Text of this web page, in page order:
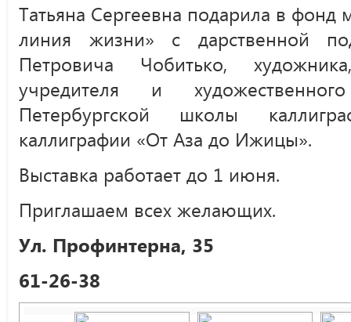
Татьяна Сергеевна подарила в фонд
линия жизни» с дарственной
Петровича Чобитько,
учредителя и
Петербургской школы
каллиграфии «От Аза до Ижицы».
Выставка работает до 1 июня.
Приглашаем всех желающих.
Ул. Профинтерна, 35
61-26-38